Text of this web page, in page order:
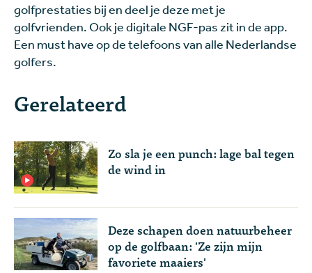
golfprestaties bij en deel je deze met je
golfvrienden. Ook je digitale NGF-pas zit in de app.
Een must have op de telefoons van alle Nederlandse
golfers.
Gerelateerd
Zo sla je een punch: lage bal tegen
de wind in
Deze schapen doen natuurbeheer
op de golfbaan: 'Ze zijn mijn
favoriete maaiers'